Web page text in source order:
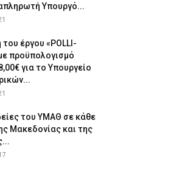
Υπουργό...
έργου «POLLI-
προϋπολογισμό
για το Υπουργείο
του ΥΜΑΘ σε κάθε
Μακεδονίας και της